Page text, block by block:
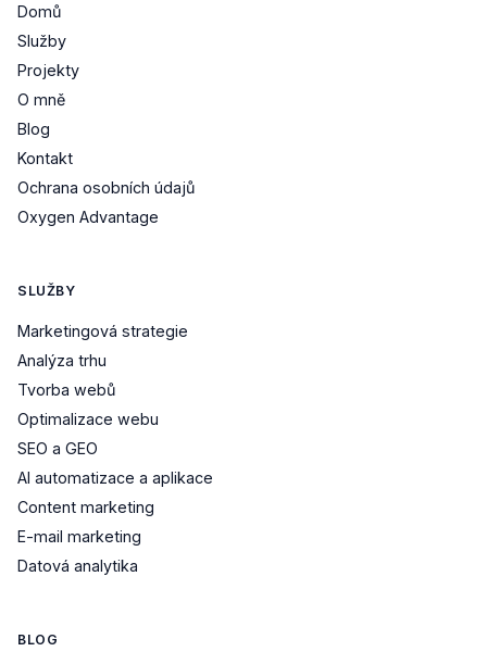
Domů
Služby
Projekty
O mně
Blog
Kontakt
Ochrana osobních údajů
Oxygen Advantage
SLUŽBY
Marketingová strategie
Analýza trhu
Tvorba webů
Optimalizace webu
SEO a GEO
AI automatizace a aplikace
Content marketing
E-mail marketing
Datová analytika
BLOG